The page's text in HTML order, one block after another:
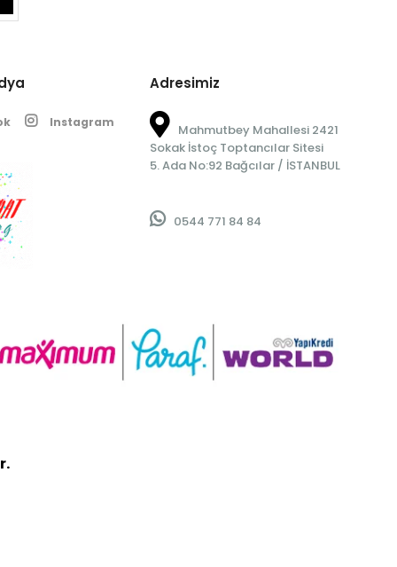
Instagram
Adresimiz
Mahmutbey Mahallesi 2421
Sokak İstoç Toptancılar Sitesi
5. Ada No:92 Bağcılar / İSTANBUL
0544 771 84 84